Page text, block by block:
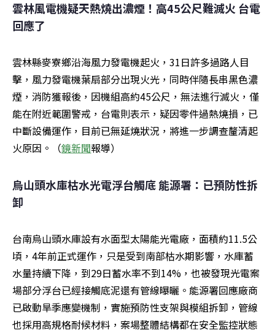
雲林風電機疑天熱燒出濃煙！高45公尺難滅火 台電
回應了
雲林縣麥寮鄉沿海風力發電機起火，31日許多過路人目
擊，風力發電機葉扇部分出現火光，同時伴隨長串黑色濃
煙，消防獲報後，因機組高約45公尺，無法進行滅火，僅
能在附近範圍警戒，台電則表示，疑因零件過熱燒損，已
中斷設備運作，目前已無延燒狀況，將進一步調查釐清起
火原因。（鏡新聞報導）
烏山頭水庫枯水光電浮台觸底 能源署：已預防性拆
卸
台南烏山頭水庫設有水面型太陽能光電廠，面積約11.5公
頃，4年前正式運作，只是受到南部枯水期影響，水庫蓄
水量持續下降，到29日蓄水率不到14%，也被發現光電案
場部分浮台已經接觸底泥還有管線曝曬。能源署回應廠商
已啟動旱季應變機制，實施預防性支架與模組拆卸，管線
也採用高規格耐候材料，案場整體結構都在安全監控狀態